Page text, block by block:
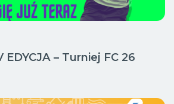
EDYCJA – Turniej FC 26